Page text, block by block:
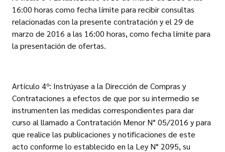
16:00 horas como fecha límite para recibir consultas
relacionadas con la presente contratación y el 29 de
marzo de 2016 a las 16:00 horas, como fecha límite para
la presentación de ofertas.
Artículo 4º: Instrúyase a la Dirección de Compras y
Contrataciones a efectos de que por su intermedio se
instrumenten las medidas correspondientes para dar
curso al llamado a Contratación Menor N° 05/2016 y para
que realice las publicaciones y notificaciones de este
acto conforme lo establecido en la Ley N° 2095, su